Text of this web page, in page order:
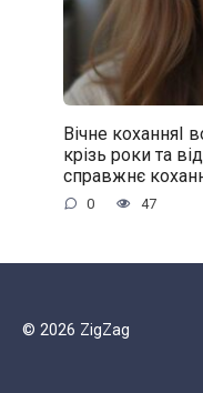
Вічне коханняІ
крізь роки та
справжнє
0 47
© 2026 ZigZag